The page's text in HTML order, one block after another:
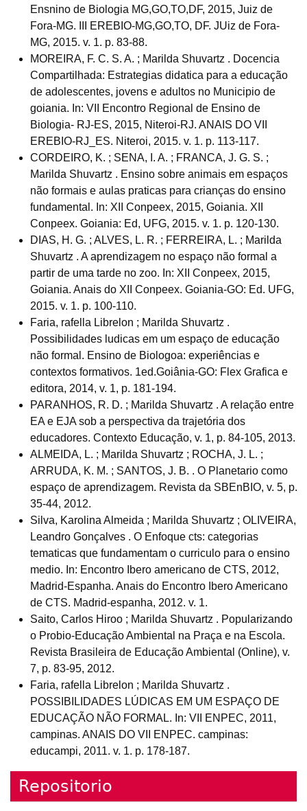
Ensnino de Biologia MG,GO,TO,DF, 2015, Juiz de
Fora-MG. III EREBIO-MG,GO,TO, DF. JUiz de Fora-
MG, 2015. v. 1. p. 83-88.
MOREIRA, F. C. S. A. ; Marilda Shuvartz . Docencia
Compartilhada: Estrategias didatica para a educação
de adolescentes, jovens e adultos no Municipio de
goiania. In: VII Encontro Regional de Ensino de
Biologia- RJ-ES, 2015, Niteroi-RJ. ANAIS DO VII
EREBIO-RJ_ES. Niteroi, 2015. v. 1. p. 113-117.
CORDEIRO, K. ; SENA, I. A. ; FRANCA, J. G. S. ;
Marilda Shuvartz . Ensino sobre animais em espaços
não formais e aulas praticas para crianças do ensino
fundamental. In: XII Conpeex, 2015, Goiania. XII
Conpeex. Goiania: Ed, UFG, 2015. v. 1. p. 120-130.
DIAS, H. G. ; ALVES, L. R. ; FERREIRA, L. ; Marilda
Shuvartz . A aprendizagem no espaço não formal a
partir de uma tarde no zoo. In: XII Conpeex, 2015,
Goiania. Anais do XII Conpeex. Goiania-GO: Ed. UFG,
2015. v. 1. p. 100-110.
Faria, rafella Librelon ; Marilda Shuvartz .
Possibilidades ludicas em um espaço de educação
não formal. Ensino de Biologoa: experiências e
contextos formativos. 1ed.Goiânia-GO: Flex Grafica e
editora, 2014, v. 1, p. 181-194.
PARANHOS, R. D. ; Marilda Shuvartz . A relação entre
EA e EJA sob a perspectiva da trajetória dos
educadores. Contexto Educação, v. 1, p. 84-105, 2013.
ALMEIDA, L. ; Marilda Shuvartz ; ROCHA, J. L. ;
ARRUDA, K. M. ; SANTOS, J. B. . O Planetario como
espaço de aprendizagem. Revista da SBEnBIO, v. 5, p.
35-44, 2012.
Silva, Karolina Almeida ; Marilda Shuvartz ; OLIVEIRA,
Leandro Gonçalves . O Enfoque cts: categorias
tematicas que fundamentam o curriculo para o ensino
medio. In: Encontro Ibero americano de CTS, 2012,
Madrid-Espanha. Anais do Encontro Ibero Americano
de CTS. Madrid-espanha, 2012. v. 1.
Saito, Carlos Hiroo ; Marilda Shuvartz . Popularizando
o Probio-Educação Ambiental na Praça e na Escola.
Revista Brasileira de Educação Ambiental (Online), v.
7, p. 83-95, 2012.
Faria, rafella Librelon ; Marilda Shuvartz .
POSSIBILIDADES LÚDICAS EM UM ESPAÇO DE
EDUCAÇÃO NÃO FORMAL. In: VII ENPEC, 2011,
campinas. ANAIS DO VII ENPEC. campinas:
educampi, 2011. v. 1. p. 178-187.
Repositorio